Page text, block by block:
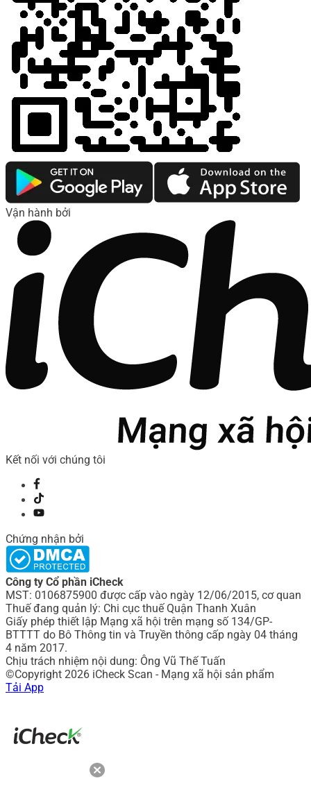
Vận hành bởi
Kết nối với chúng tôi
Chứng nhận bởi
Công ty Cổ phần iCheck
MST: 0106875900 được cấp vào ngày 12/06/2015, cơ quan
Thuế đang quản lý: Chi cục thuế Quận Thanh Xuân
Giấy phép thiết lập Mạng xã hội trên mạng số 134/GP-
BTTTT do Bô Thông tin và Truyền thông cấp ngày 04 tháng
4 năm 2017.
Chịu trách nhiệm nội dung: Ông Vũ Thế Tuấn
©Copyright 2026 iCheck Scan - Mạng xã hội sản phẩm
Tải App